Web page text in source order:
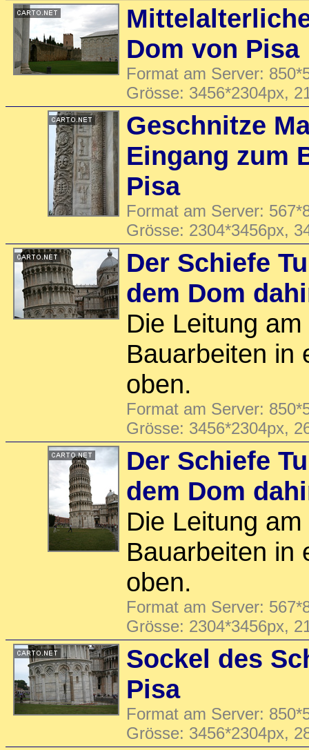
Dom von Pisa
Format am Server:
Grösse: 3456*2304px,
Geschnitze
Eingang zum
Pisa
Format am Server:
Grösse: 2304*3456px,
Der Schiefe
dem Dom
Die Leitung
Bauarbeiten in
oben.
Format am Server:
Grösse: 3456*2304px,
Der Schiefe
dem Dom
Die Leitung
Bauarbeiten in
oben.
Format am Server:
Grösse: 2304*3456px,
Sockel des
Pisa
Format am Server:
Grösse: 3456*2304px,